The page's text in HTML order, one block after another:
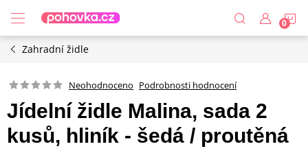
obsah
Zahradní židle
Neohodnoceno Podrobnosti hodnocení
Jídelní židle Malina, sada 2
kusů, hliník - šedá / proutěná